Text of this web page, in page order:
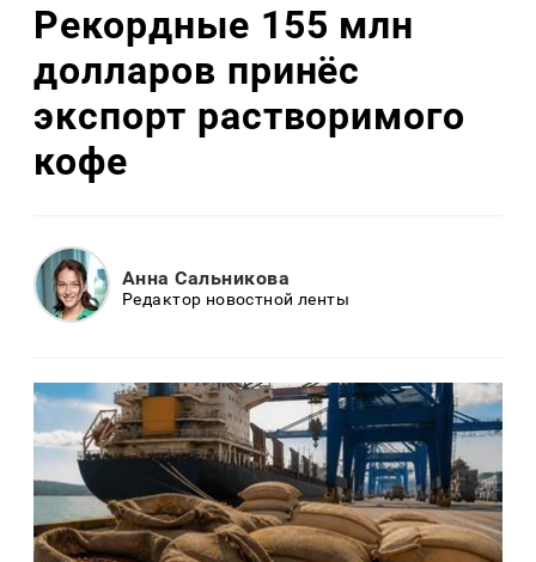
Рекордные 155 млн
долларов принёс
экспорт растворимого
кофе
Анна Сальникова
Редактор новостной ленты